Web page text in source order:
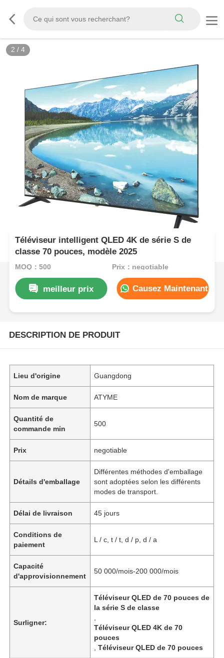
2 / 4
Téléviseur intelligent QLED 4K de série S de
classe 70 pouces, modèle 2025
MOQ：500 Prix：negotiable
meilleur prix Causez Maintenant
DESCRIPTION DE PRODUIT
Lieu d'origine Guangdong
Nom de marque ATYME
Quantité de
commande min
500
Prix negotiable
Détails d'emballage
Différentes méthodes d'emballage
sont adoptées selon les différents
modes de transport.
Délai de livraison 45 jours
Conditions de
paiement
L / c, t / t, d / p, d / a
Capacité
d'approvisionnement
50 000/mois-200 000/mois
Surligner:
Téléviseur QLED de 70 pouces de
la série S de classe
Téléviseur QLED 4K de 70
pouces
,Téléviseur QLED de 70 pouces